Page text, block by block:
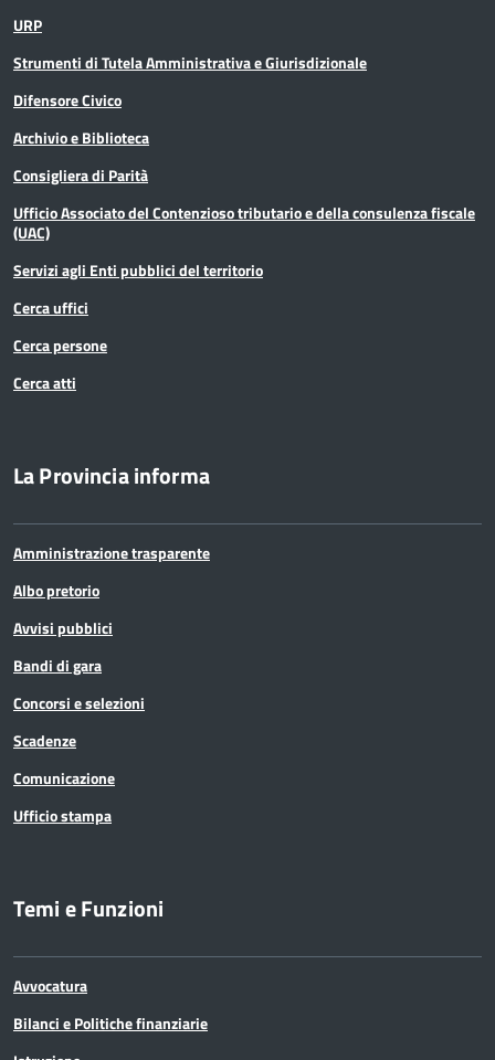
Terremoto
URP
Strumenti di Tutela Amministrativa e Giurisdizionale
Difensore Civico
Archivio e Biblioteca
Consigliera di Parità
Ufficio Associato del Contenzioso tributario e della consulenza fiscale
(UAC)
Servizi agli Enti pubblici del territorio
Cerca uffici
Cerca persone
Cerca atti
La Provincia informa
Amministrazione trasparente
Albo pretorio
Avvisi pubblici
Bandi di gara
Concorsi e selezioni
Scadenze
Comunicazione
Ufficio stampa
Temi e Funzioni
Avvocatura
Bilanci e Politiche finanziarie